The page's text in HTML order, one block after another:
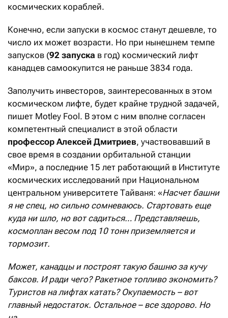
космических кораблей.
Конечно, если запуски в космос станут дешевле, то
число их может возрасти. Но при нынешнем темпе
запусков (92 запуска в год) космический лифт
канадцев самоокупится не раньше 3834 года.
Заполучить инвесторов, заинтересованных в этом
космическом лифте, будет крайне трудной задачей,
пишет Motley Fool. В этом с ним вполне согласен
компетентный специалист в этой области
профессор Алексей Дмитриев, участвовавший в
свое время в создании орбитальной станции
«Мир», а последние 15 лет работающий в Институте
космических исследований при Национальном
центральном университете Тайваня: «Насчет башни
я не спец, но сильно сомневаюсь. Стартовать еще
куда ни шло, но вот садиться… Представляешь,
космоплан весом под 10 тонн приземляется и
тормозит.
Может, канадцы и построят такую башню за кучу
баксов. И ради чего? Ракетное топливо экономить?
Туристов на лифтах катать? Окупаемость – вот
главный недостаток. Остальное – все здорово. Но